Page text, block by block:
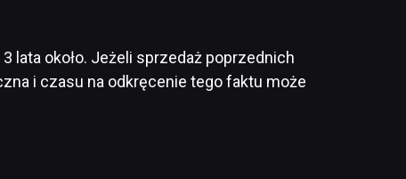
lata około. Jeżeli sprzedaż poprzednich
i czasu na odkręcenie tego faktu może